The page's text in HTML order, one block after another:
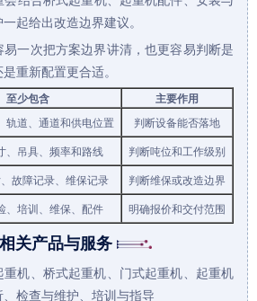
一起给出改造边界建议。
一次把方案边界讲清，也更容易判断是
重新配置更合适。
至少包含 主要作用
轨道、通道和供电位置
判断设备能否落地
、吊具、频率和路线
判断吨位和工作级别
故障记录、维保记录
判断维保或改造边界
、培训、维保、配件 明确报价和交付范围
相关产品与服务
重机、 桥式起重机、 门式起重机、 起重机
、 检查与维护、 培训与指导